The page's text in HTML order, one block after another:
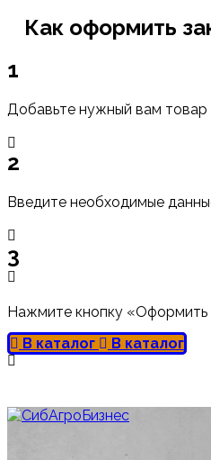
Как оформить
1
Добавьте нужный вам товар
2
Введите необходимые
3
Нажмите кнопку «Оформить
В каталог
В каталог